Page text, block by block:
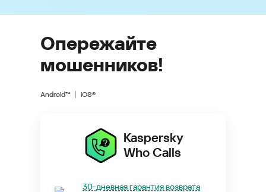
Опережайте
мошенников!
Android™ iOS®
Kaspersky
Who Calls
30-дневная гарантия возврата